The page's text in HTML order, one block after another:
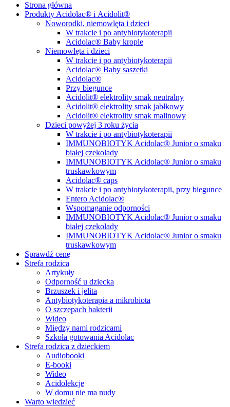
Strona główna
Produkty Acidolac® i Acidolit®
Noworodki, niemowlęta i dzieci
W trakcie i po antybiotykoterapii
Acidolac® Baby krople
Niemowlęta i dzieci
W trakcie i po antybiotykoterapii
Acidolac® Baby saszetki
Acidolac®
Przy biegunce
Acidolit® elektrolity smak neutralny
Acidolit® elektrolity smak jabłkowy
Acidolit® elektrolity smak malinowy
Dzieci powyżej 3 roku życia
W trakcie i po antybiotykoterapii
IMMUNOBIOTYK Acidolac® Junior o smaku
białej czekolady
IMMUNOBIOTYK Acidolac® Junior o smaku
truskawkowym
Acidolac® caps
W trakcie i po antybiotykoterapii, przy biegunce
Entero Acidolac®
Wspomaganie odporności
IMMUNOBIOTYK Acidolac® Junior o smaku
białej czekolady
IMMUNOBIOTYK Acidolac® Junior o smaku
truskawkowym
Sprawdź cenę
Strefa rodzica
Artykuły
Odporność u dziecka
Brzuszek i jelita
Antybiotykoterapia a mikrobiota
O szczepach bakterii
Wideo
Między nami rodzicami
Szkoła gotowania Acidolac
Strefa rodzica z dzieckiem
Audiobooki
E-booki
Wideo
Acidolekcje
W domu nie ma nudy
Warto wiedzieć